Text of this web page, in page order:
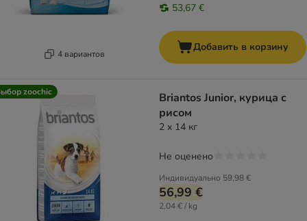
4 вариантов
53,67 €
Добавить в корзину
zoochic
Briantos Junior, курица с
рисом
2 x 14 кг
Индивидуально 59,98 €
56,99 €
2,04 € / kg
Не оценено